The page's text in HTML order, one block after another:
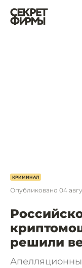
КРИМИНАЛ
Опубликовано 04
решили